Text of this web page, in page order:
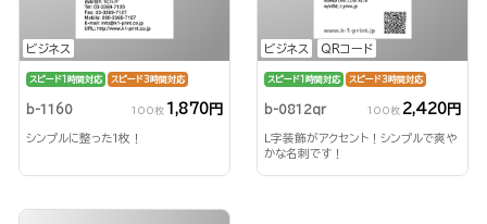
ビジネス
スピード1時間対応 スピード3時間対応
b-1160 100枚 1,870円
シンプルに整った1枚！
ビジネス QRコード
スピード1時間対応 スピード3時間対応
b-0812qr 100枚 2,420円
L字装飾がアクセント！シンプルで爽や
かな名刺です！